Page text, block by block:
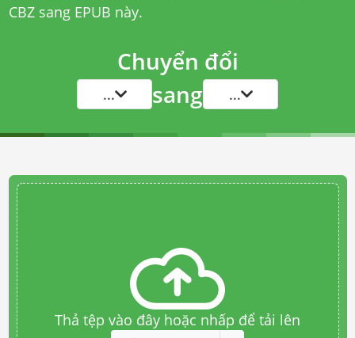
CBZ sang EPUB này.
Chuyển đổi
... sang ...
Thả tệp vào đây hoặc nhấp để tải lên